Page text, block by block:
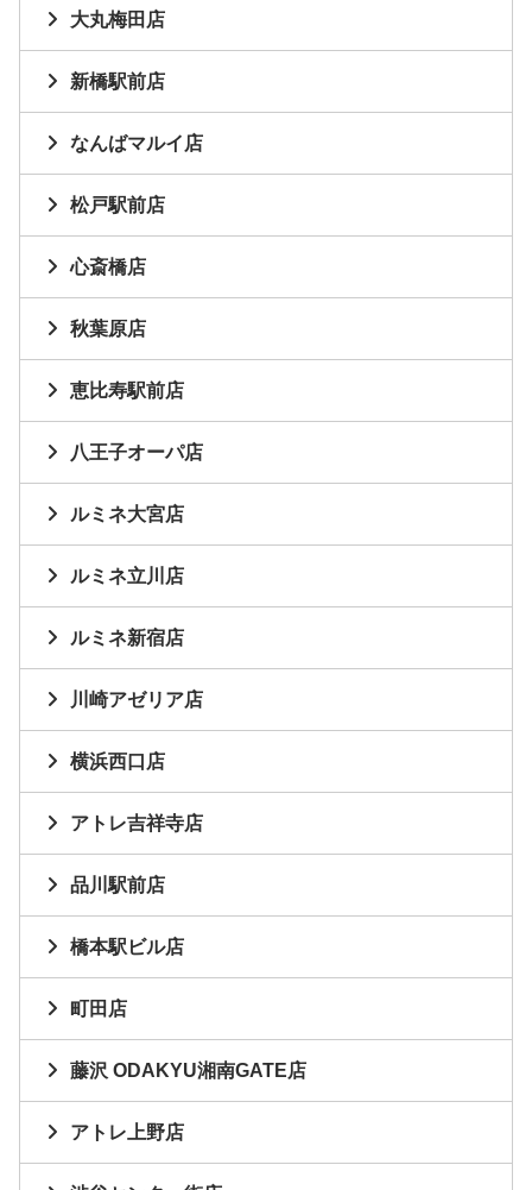
大丸梅田店
新橋駅前店
なんばマルイ店
松戸駅前店
心斎橋店
秋葉原店
恵比寿駅前店
八王子オーパ店
ルミネ大宮店
ルミネ立川店
ルミネ新宿店
川崎アゼリア店
横浜西口店
アトレ吉祥寺店
品川駅前店
橋本駅ビル店
町田店
藤沢 ODAKYU湘南GATE店
アトレ上野店